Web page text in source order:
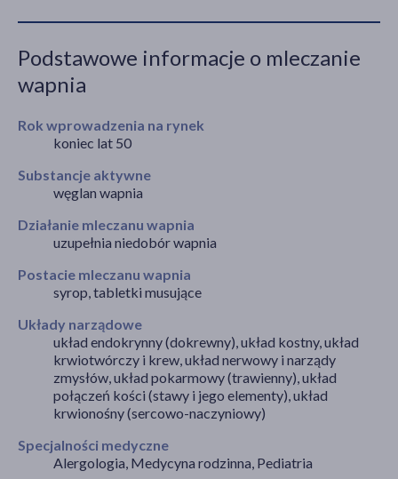
Hit
Podstawowe informacje o mleczanie
wapnia
Rok wprowadzenia na rynek
koniec lat 50
Substancje aktywne
węglan wapnia
Działanie mleczanu wapnia
uzupełnia niedobór wapnia
Postacie mleczanu wapnia
syrop, tabletki musujące
Układy narządowe
układ endokrynny (dokrewny), układ kostny, układ
krwiotwórczy i krew, układ nerwowy i narządy
zmysłów, układ pokarmowy (trawienny), układ
połączeń kości (stawy i jego elementy), układ
krwionośny (sercowo-naczyniowy)
Specjalności medyczne
Alergologia, Medycyna rodzinna, Pediatria